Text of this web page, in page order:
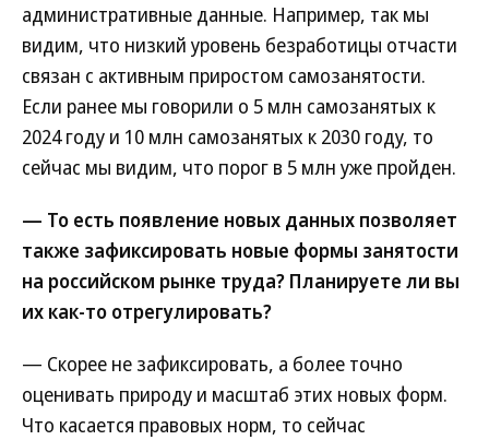
административные данные. Например, так мы
видим, что низкий уровень безработицы отчасти
связан с активным приростом самозанятости.
Если ранее мы говорили о 5 млн самозанятых к
2024 году и 10 млн самозанятых к 2030 году, то
сейчас мы видим, что порог в 5 млн уже пройден.
— То есть появление новых данных позволяет
также зафиксировать новые формы занятости
на российском рынке труда? Планируете ли вы
их как-то отрегулировать?
— Скорее не зафиксировать, а более точно
оценивать природу и масштаб этих новых форм.
Что касается правовых норм, то сейчас